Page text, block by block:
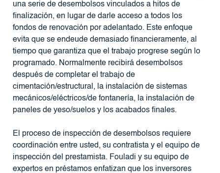
una serie de desembolsos vinculados a hitos de
finalización, en lugar de darle acceso a todos los
fondos de renovación por adelantado. Este enfoque
evita que se endeude demasiado financieramente, al
tiempo que garantiza que el trabajo progrese según lo
programado. Normalmente recibirá desembolsos
después de completar el trabajo de
cimentación/estructural, la instalación de sistemas
mecánicos/eléctricos/de fontanería, la instalación de
paneles de yeso/suelos y los acabados finales.
El proceso de inspección de desembolsos requiere
coordinación entre usted, su contratista y el equipo de
inspección del prestamista. Fouladi y su equipo de
expertos en préstamos enfatizan que los inversores